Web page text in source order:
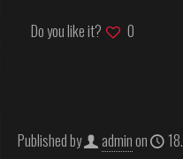
Do you like it? 0
Published by adminon